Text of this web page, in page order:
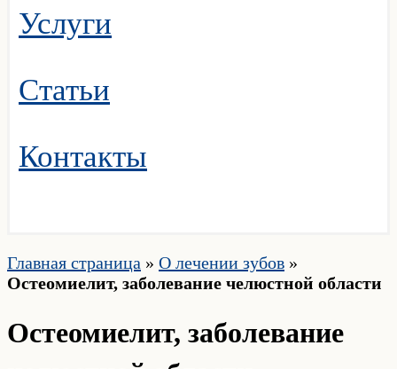
Услуги
Статьи
Контакты
Главная страница » О лечении зубов »
Остеомиелит, заболевание челюстной области
Остеомиелит, заболевание